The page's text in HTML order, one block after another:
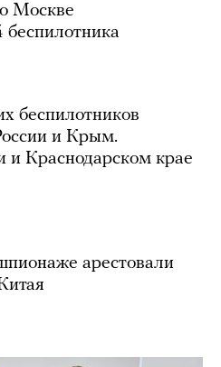
Москве
беспилотников
и Крым.
и Краснодарском крае
арестовали